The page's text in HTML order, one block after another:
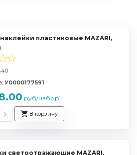
пластиковые MAZARI,
У0000177591
руб/набор
В корзину
светоотражающие MAZARI,